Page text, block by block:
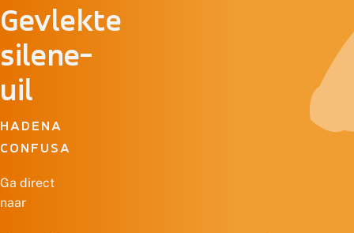
Gevlekte
silene-
uil
HADENA
CONFUSA
Ga direct
naar